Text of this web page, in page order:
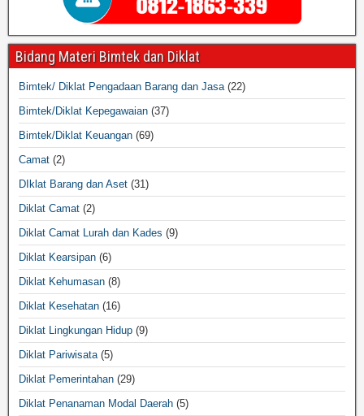
Bidang Materi Bimtek dan Diklat
Bimtek/ Diklat Pengadaan Barang dan Jasa(22)
Bimtek/Diklat Kepegawaian (37)
Bimtek/Diklat Keuangan (69)
Camat (2)
DIklat Barang dan Aset (31)
Diklat Camat (2)
Diklat Camat Lurah dan Kades (9)
Diklat Kearsipan (6)
Diklat Kehumasan (8)
Diklat Kesehatan (16)
Diklat Lingkungan Hidup (9)
Diklat Pariwisata(5)
Diklat Pemerintahan (29)
Diklat Penanaman Modal Daerah (5)